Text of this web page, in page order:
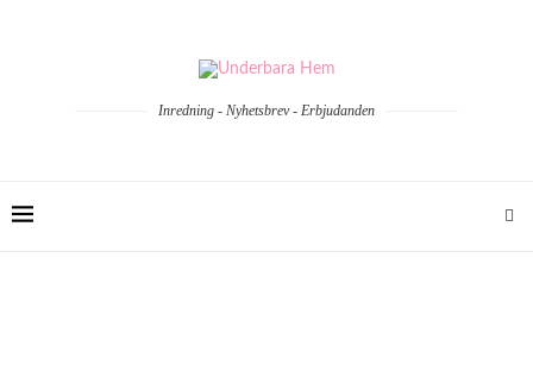
Inredning - Nyhetsbrev - Erbjudanden